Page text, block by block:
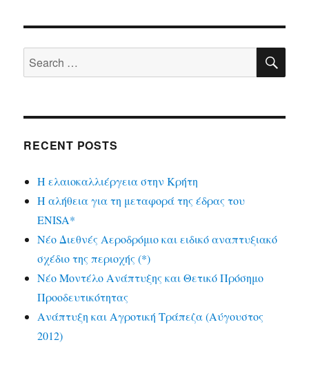
Search
for:
RECENT POSTS
Η ελαιοκαλλιέργεια στην Κρήτη
Η αλήθεια για τη μεταφορά της έδρας του
ENISA*
Νέο Διεθνές Αεροδρόμιο και ειδικό αναπτυξιακό
σχέδιο της περιοχής (*)
Νέο Μοντέλο Ανάπτυξης και Θετικό Πρόσημο
Προοδευτικότητας
Ανάπτυξη και Αγροτική Τράπεζα (Αύγουστος
2012)